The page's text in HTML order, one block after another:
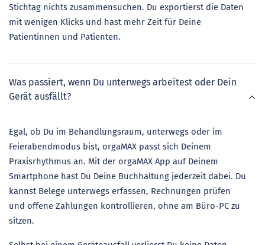
Stichtag nichts zusammensuchen. Du exportierst die Daten
mit wenigen Klicks und hast mehr Zeit für Deine
Patientinnen und Patienten.
Was passiert, wenn Du unterwegs arbeitest oder Dein
Gerät ausfällt?
Egal, ob Du im Behandlungsraum, unterwegs oder im
Feierabendmodus bist, orgaMAX passt sich Deinem
Praxisrhythmus an. Mit der orgaMAX App auf Deinem
Smartphone hast Du Deine Buchhaltung jederzeit dabei. Du
kannst Belege unterwegs erfassen, Rechnungen prüfen
und offene Zahlungen kontrollieren, ohne am Büro-PC zu
sitzen.